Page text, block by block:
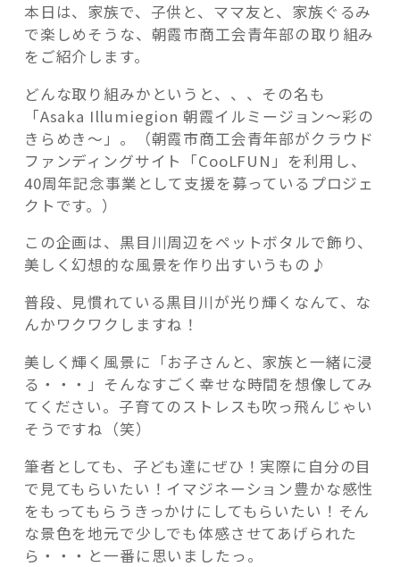
協賛・協力店
コーディネーター紹介
これからの暮らし 住み替え相談
記事検索
ン
～
彩
の
き
ら
め
き
～」
黒
目
川
輝
く！？
幻
想
的
な
世
界
を
家
族
で
本日は、家族で、子供と、ママ友と、家族ぐるみ
で楽しめそうな、朝霞市商工会青年部の取り組み
をご紹介します。
どんな取り組みかというと、、、その名も
「Asaka Illumiegion 朝霞イルミージョン～彩の
きらめき～」。
（朝霞市商工会青年部がクラウド
ファンディングサイト「CooLFUN」を利用し、
40周年記念事業として支援を募っているプロジェ
クトです。）
この企画は、黒目川周辺をペットボタルで飾り、
美しく幻想的な風景を作り出すいうもの♪
普段、見慣れている黒目川が光り輝くなんて、な
んかワクワクしますね！
美しく輝く風景に「お子さんと、家族と一緒に浸
る・・・」そんなすごく幸せな時間を想像してみ
てください。子育てのストレスも吹っ飛んじゃい
そうですね（笑）
筆者としても、子ども達にぜひ！実際に自分の目
で見てもらいたい！イマジネーション豊かな感性
をもってもらうきっかけにしてもらいたい！そん
な景色を地元で少しでも体感させてあげられた
ら・・・と一番に思いましたっ。